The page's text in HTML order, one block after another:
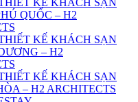
KẾ KHÁCH SẠN
QUỐC – H2
KẾ KHÁCH SẠN
– H2
KẾ KHÁCH SẠN
– H2 ARCHITECTS